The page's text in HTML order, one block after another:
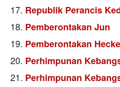
Republik Perancis
Pemberontakan Jun
Pemberontakan
Perhimpunan
Perhimpunan